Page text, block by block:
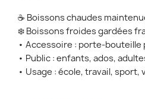
☕ Boissons chaudes
❄️ Boissons froides gardées
• Accessoire : porte-
• Public : enfants, ados,
• Usage : école, travail, sport,